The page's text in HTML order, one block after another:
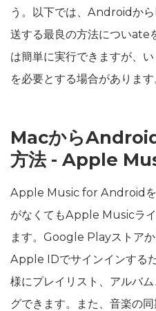
う。以下では、Androidか
送する最良の方法についate
は簡単に実行できますが、
を必要とする場合があります
Macから
方法 - Apple
Apple Music for Androidを
がなくてもApple Musicラ
ます。Google Playストアか
Apple IDでサインインする
様にプレイリスト、アルバ
グできます。また、音楽の